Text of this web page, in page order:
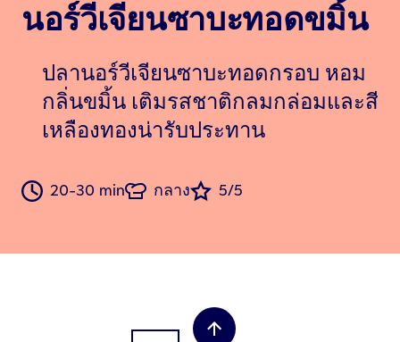
นอร์วีเจียนซาบะทอดขมิ้น
ปลานอร์วีเจียนซาบะทอดกรอบ หอม
กลิ่นขมิ้น เติมรสชาติกลมกล่อมและสี
เหลืองทองน่ารับประทาน
20-30 min กลาง 5/5